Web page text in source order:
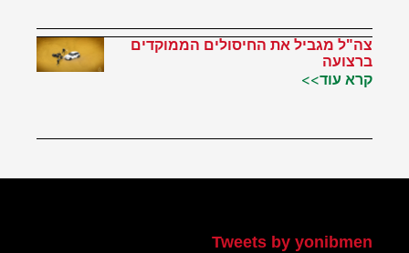
צה"ל מגביל את החיסולים הממוקדים
ברצועה
קרא עוד>>
Tweets by yonibmen